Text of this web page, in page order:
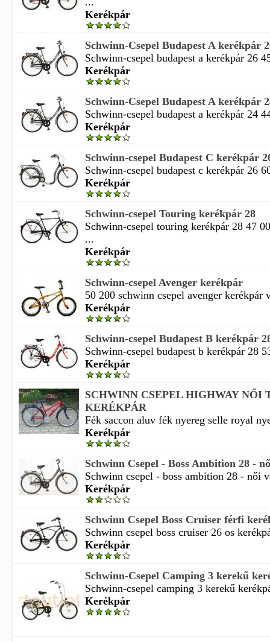
Kerékpár
Schwinn-Csepel Budapest A kerékpár
Schwinn-csepel budapest a kerékpár 26
Kerékpár
Schwinn-Csepel Budapest A kerékpár
Schwinn-csepel budapest a kerékpár 24
Kerékpár
Schwinn-csepel Budapest C kerékpár
Schwinn-csepel budapest c kerékpár 26
Kerékpár
Schwinn-csepel Touring kerékpár 28
Schwinn-csepel touring kerékpár 28 47
...
Kerékpár
Schwinn-csepel Avenger kerékpár
50 200 schwinn csepel avenger kerékpár
Kerékpár
Schwinn-csepel Budapest B kerékpár
Schwinn-csepel budapest b kerékpár 28
Kerékpár
SCHWINN CSEPEL HIGHWAY NŐI
KERÉKPÁR
Fék saccon aluv fék nyereg selle royal
Kerékpár
Schwinn Csepel - Boss Ambition 28 -
Schwinn csepel - boss ambition 28 - női
Kerékpár
Schwinn Csepel Boss Cruiser férfi
Schwinn csepel boss cruiser 26 os
Kerékpár
Schwinn-Csepel Camping 3 kerekű
Schwinn-csepel camping 3 kerekű
Kerékpár